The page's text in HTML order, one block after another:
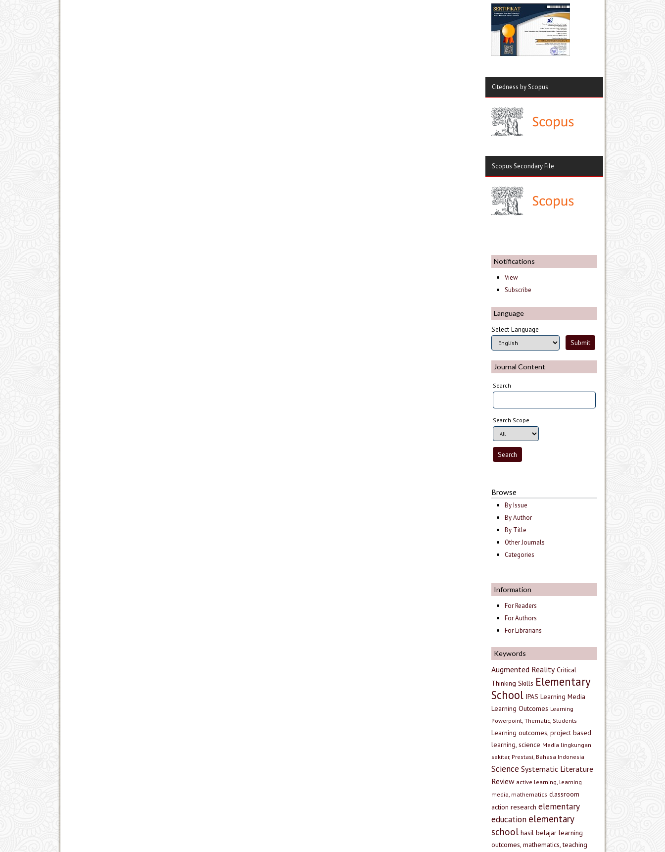
Citedness by Scopus
Scopus Secondary File
Notifications
View
Subscribe
Language
Select Language
Journal Content
Search
Search Scope
Browse
By Issue
By Author
By Title
Other Journals
Categories
Information
For Readers
For Authors
For Librarians
Keywords
Augmented Reality Critical
Thinking Skills Elementary
School IPAS Learning Media
Learning Outcomes Learning
Powerpoint, Thematic, Students
Learning outcomes, project based
learning, science Media lingkungan
sekitar, Prestasi, Bahasa Indonesia
Science Systematic Literature
Review active learning, learning
media, mathematics classroom
action research elementary
education elementary
school hasil belajar learning
outcomes, mathematics, teaching